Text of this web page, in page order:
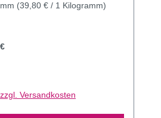
(39,80 € / 1 Kilogramm)
Versandkosten